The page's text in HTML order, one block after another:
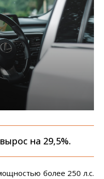
на 29,5%.
более 250 л.с.